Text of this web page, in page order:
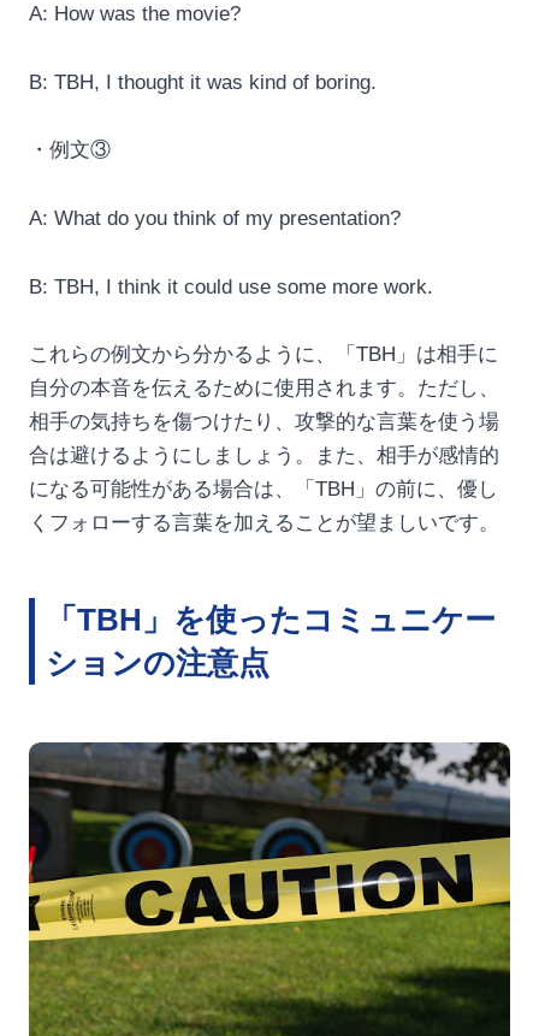
A: How was the movie?
B: TBH, I thought it was kind of boring.
・例文③
A: What do you think of my presentation?
B: TBH, I think it could use some more work.
これらの例文から分かるように、「TBH」は相手に
自分の本音を伝えるために使用されます。ただし、
相手の気持ちを傷つけたり、攻撃的な言葉を使う場
合は避けるようにしましょう。また、相手が感情的
になる可能性がある場合は、「TBH」の前に、優し
くフォローする言葉を加えることが望ましいです。
「TBH」を使ったコミュニケー
ションの注意点